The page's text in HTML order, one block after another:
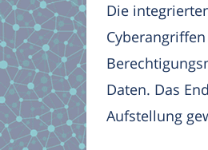
Die
Daten. Das
Aufstellung